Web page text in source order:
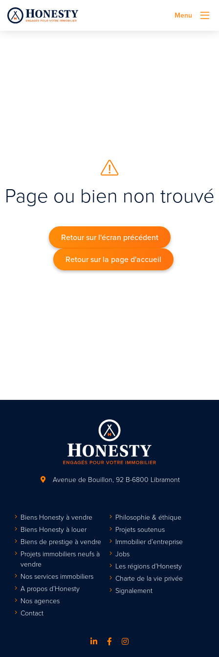
Menu
Page ou bien non trouvé
Retour sur l'écran précédent
Retour sur la page d'accueil
Avenue de Bouillon, 92 B-6800 Libramont
Biens Honesty à vendre
Biens Honesty à louer
Biens de prestige à vendre
Projets immobiliers neufs à
vendre
Nos services immobiliers
A propos d’Honesty
Nos agences
Contact
Philosophie & éthique
Projets soutenus
Immobilier d’entreprise
Jobs
Les régions d’Honesty
Charte de la vie privée
Signalement